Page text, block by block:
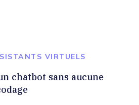
VIRTUELS
chatbot sans aucune